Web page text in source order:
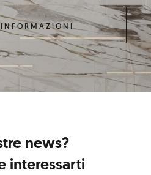
news?
interessarti